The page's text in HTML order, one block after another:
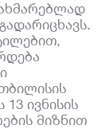
13 ივნისის
მიზნით